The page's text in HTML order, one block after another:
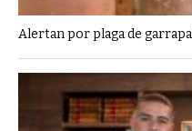
Alertan por plaga de